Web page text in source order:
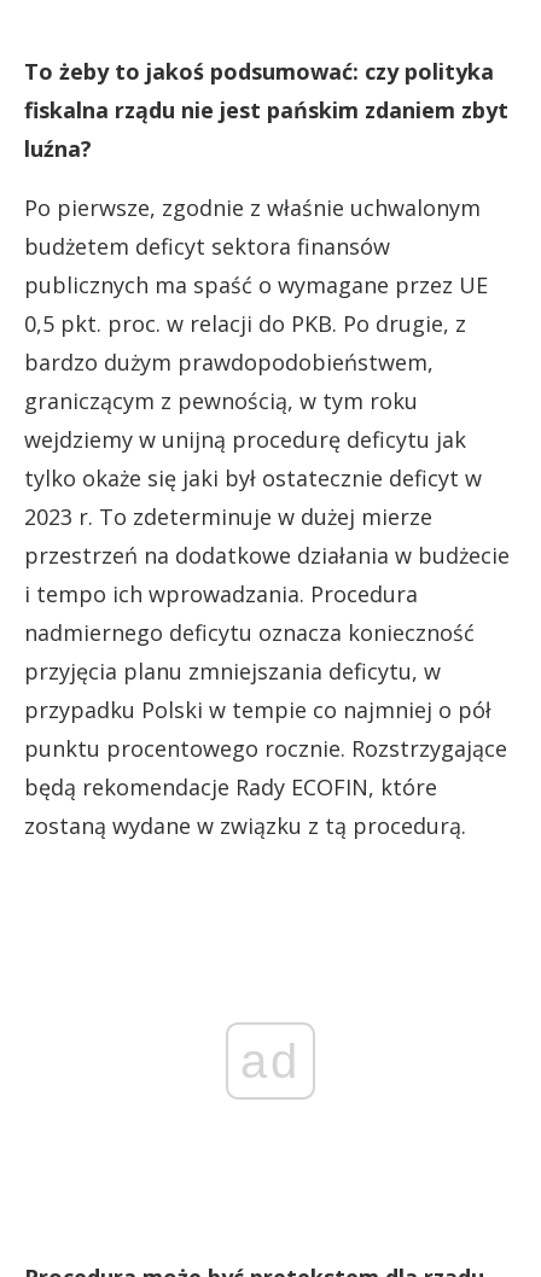
To żeby to jakoś podsumować: czy polityka
fiskalna rządu nie jest pańskim zdaniem zbyt
luźna?
Po pierwsze, zgodnie z właśnie uchwalonym
budżetem deficyt sektora finansów
publicznych ma spaść o wymagane przez UE
0,5 pkt. proc. w relacji do PKB. Po drugie, z
bardzo dużym prawdopodobieństwem,
graniczącym z pewnością, w tym roku
wejdziemy w unijną procedurę deficytu jak
tylko okaże się jaki był ostatecznie deficyt w
2023 r. To zdeterminuje w dużej mierze
przestrzeń na dodatkowe działania w budżecie
i tempo ich wprowadzania. Procedura
nadmiernego deficytu oznacza konieczność
przyjęcia planu zmniejszania deficytu, w
przypadku Polski w tempie co najmniej o pół
punktu procentowego rocznie. Rozstrzygające
będą rekomendacje Rady ECOFIN, które
zostaną wydane w związku z tą procedurą.
ad